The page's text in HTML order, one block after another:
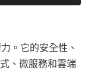
。它的安全性、
、微服務和雲端